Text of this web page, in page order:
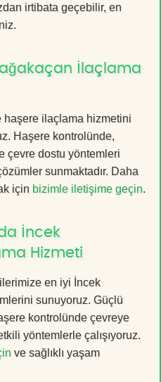
irtibata geçebilir, en
İlaçlama
haşere ilaçlama hizmetini
Haşere kontrolünde,
çevre dostu yöntemleri
sunmaktadır. Daha
için bizimle iletişime geçin.
İncek
Hizmeti
en iyi İncek
sunuyoruz. Güçlü
kontrolünde çevreye
yöntemlerle çalışıyoruz.
ve sağlıklı yaşam